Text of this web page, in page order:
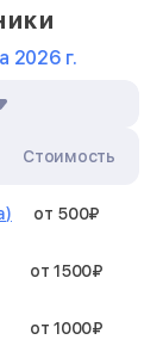
2026 г.
Стоимость
от 500₽
от 1500₽
от 1000₽